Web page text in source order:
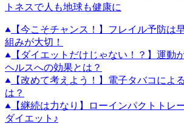
トネスで人も地球も健康に
【今こそチャンス！】フレイル予防は
組みが大切！
【ダイエットだけじゃない！？】運動
ヘルスへの効果とは？
【改めて考えよう！】電子タバコによ
は？
【継続は力なり】ローインパクトトレ
ダイエット♪